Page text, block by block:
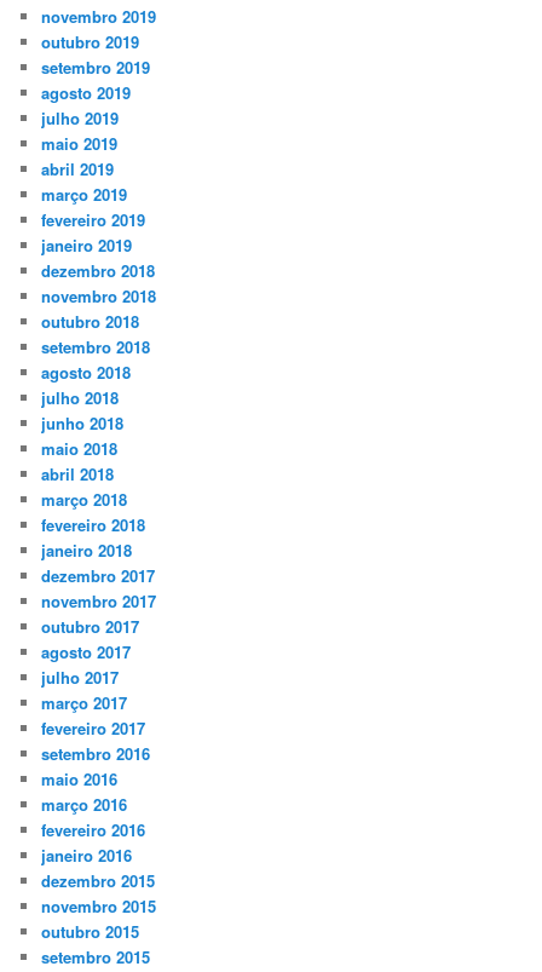
novembro 2019
outubro 2019
setembro 2019
agosto 2019
julho 2019
maio 2019
abril 2019
março 2019
fevereiro 2019
janeiro 2019
dezembro 2018
novembro 2018
outubro 2018
setembro 2018
agosto 2018
julho 2018
junho 2018
maio 2018
abril 2018
março 2018
fevereiro 2018
janeiro 2018
dezembro 2017
novembro 2017
outubro 2017
agosto 2017
julho 2017
março 2017
fevereiro 2017
setembro 2016
maio 2016
março 2016
fevereiro 2016
janeiro 2016
dezembro 2015
novembro 2015
outubro 2015
setembro 2015